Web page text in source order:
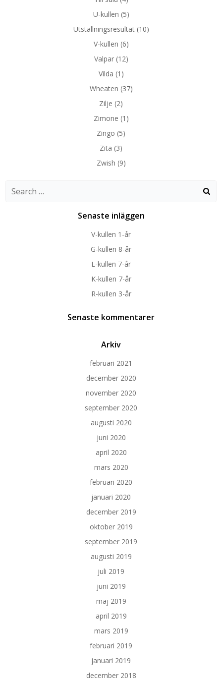
U-kullen (5)
Utställningsresultat(10)
V-kullen (6)
Valpar(12)
Vilda (1)
Wheaten (37)
Zilje (2)
Zimone (1)
Zingo (5)
Zita (3)
Zwish (9)
Search
Senaste inläggen
V-kullen 1-år
G-kullen 8-år
L-kullen 7-år
K-kullen 7-år
R-kullen 3-år
Senaste kommentarer
Arkiv
februari 2021
december 2020
november 2020
september 2020
augusti 2020
juni 2020
april 2020
mars 2020
februari 2020
januari 2020
december 2019
oktober 2019
september 2019
augusti 2019
juli 2019
juni 2019
maj 2019
april 2019
mars 2019
februari 2019
januari 2019
december 2018